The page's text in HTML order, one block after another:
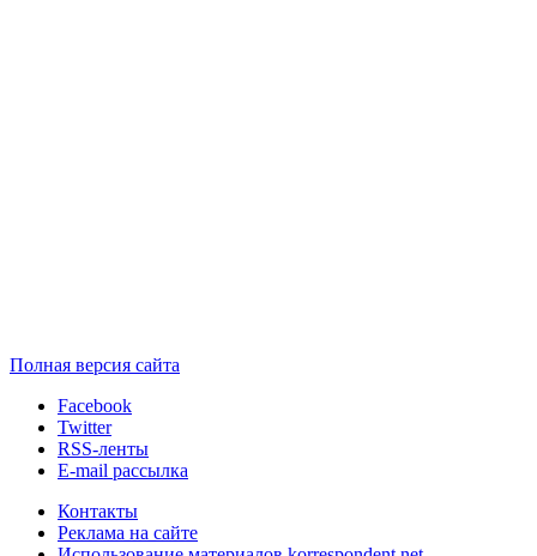
Полная версия сайта
Facebook
Twitter
RSS-ленты
E-mail рассылка
Контакты
Реклама на сайте